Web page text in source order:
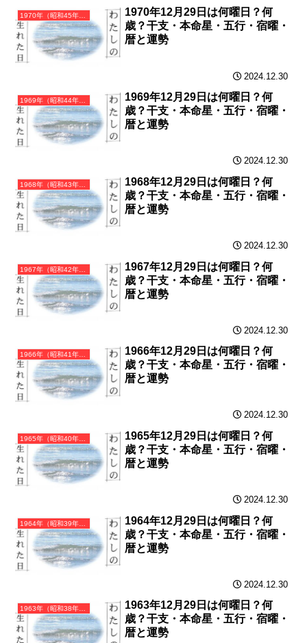
1970年（昭和45年）庚戌（かのえいぬ）・戌年（いぬ年）カレンダー（月曜はじまり）
1970年12月29日は何曜日？何
歳？干支・本命星・五行・宿曜・
暦と運勢
2024.12.30
1969年（昭和44年）己酉（つちのととり）・酉年（とり年）カレンダー（月曜はじまり）
1969年12月29日は何曜日？何
歳？干支・本命星・五行・宿曜・
暦と運勢
2024.12.30
1968年（昭和43年）戊申（つちのえさる）・申年（さる年）カレンダー（月曜はじまり）
1968年12月29日は何曜日？何
歳？干支・本命星・五行・宿曜・
暦と運勢
2024.12.30
1967年（昭和42年）丁未（ひのとひつじ）・未年（ひつじ年）カレンダー（月曜はじまり）
1967年12月29日は何曜日？何
歳？干支・本命星・五行・宿曜・
暦と運勢
2024.12.30
1966年（昭和41年）丙午（ひのえうま）・午年（うま年）カレンダー（月曜はじまり）
1966年12月29日は何曜日？何
歳？干支・本命星・五行・宿曜・
暦と運勢
2024.12.30
1965年（昭和40年）乙巳（きのとみ）・巳年（へび年）カレンダー（月曜はじまり）
1965年12月29日は何曜日？何
歳？干支・本命星・五行・宿曜・
暦と運勢
2024.12.30
1964年（昭和39年）甲辰（きのえたつ）・辰年（たつ年）カレンダー（月曜はじまり）
1964年12月29日は何曜日？何
歳？干支・本命星・五行・宿曜・
暦と運勢
2024.12.30
1963年（昭和38年）癸卯（みずのとう）・卯年（うさぎ年）カレンダー（月曜はじまり）
1963年12月29日は何曜日？何
歳？干支・本命星・五行・宿曜・
暦と運勢